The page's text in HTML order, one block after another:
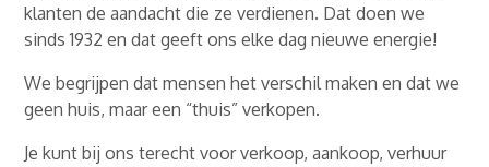
klanten de aandacht die ze verdienen. Dat doen we
sinds 1932 en dat geeft ons elke dag nieuwe energie!
We begrijpen dat mensen het verschil maken en dat we
geen huis, maar een “thuis” verkopen.
Je kunt bij ons terecht voor verkoop, aankoop, verhuur